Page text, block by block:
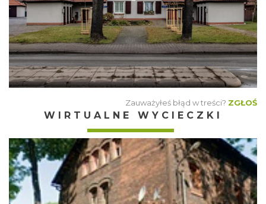
Zauważyłeś błąd w treści? ZGŁOŚ
WIRTUALNE WYCIECZKI